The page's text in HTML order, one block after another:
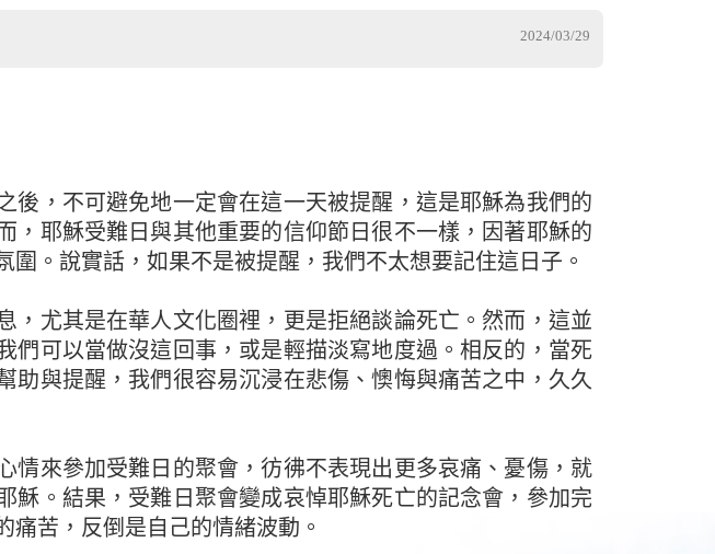
2024/03/29
後，不可避免地一定會在這一天被提醒，這是耶穌為我們的
，耶穌受難日與其他重要的信仰節日很不一樣，因著耶穌的
圍。說實話，如果不是被提醒，我們不太想要記住這日子。
，尤其是在華人文化圈裡，更是拒絕談論死亡。然而，這並
們可以當做沒這回事，或是輕描淡寫地度過。相反的，當死
助與提醒，我們很容易沉浸在悲傷、懊悔與痛苦之中，久久
情來參加受難日的聚會，彷彿不表現出更多哀痛、憂傷，就
穌。結果，受難日聚會變成哀悼耶穌死亡的記念會，參加完
痛苦，反倒是自己的情緒波動。